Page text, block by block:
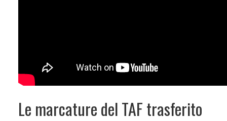
Le marcature del TAF trasferito